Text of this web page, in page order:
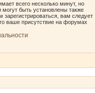
всего несколько минут, но
быть установлены также
зарегистрироваться, вам следует
ваше присутствие на форумах